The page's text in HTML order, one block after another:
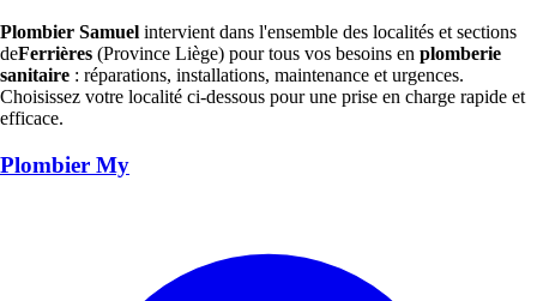
Plombier Samuel intervient dans l'ensemble des localités et sections
deFerrières (Province Liège) pour tous vos besoins en plomberie
sanitaire : réparations, installations, maintenance et urgences.
Choisissez votre localité ci-dessous pour une prise en charge rapide et
efficace.
Plombier My